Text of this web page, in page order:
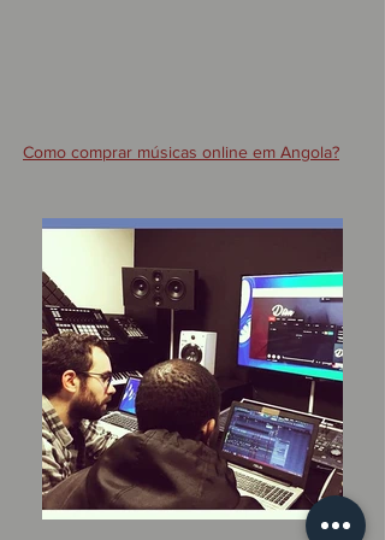
Como comprar músicas online em Angola?